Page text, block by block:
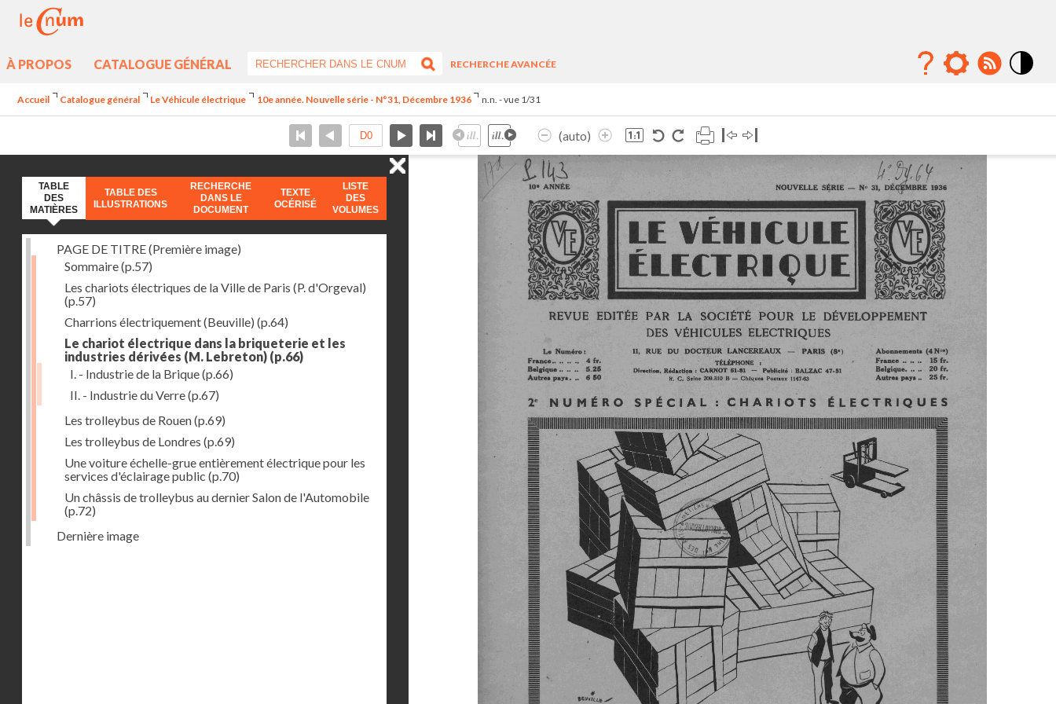
À PROPOS CATALOGUE GÉNÉRAL
RECHERCHE AVANCÉE
Accueil Catalogue général Le Véhicule électrique 10e année. Nouvelle série - N°31, Décembre 1936 n.n. - vue 1/31
(auto)
TABLE
DES
MATIÈRES
TABLE DES
ILLUSTRATIONS
RECHERCHE
DANS LE
DOCUMENT
TEXTE
OCÉRISÉ
LISTE
DES
VOLUMES
PAGE DE TITRE (Première image)
Sommaire(p.57)
Les chariots électriques de la Ville de Paris (P. d'Orgeval)
(p.57)
Charrions électriquement (Beuville) (p.64)
Le chariot électrique dans la briqueterie et les
industries dérivées (M. Lebreton) (p.66)
I. - Industrie de la Brique(p.66)
II. - Industrie du Verre(p.67)
Les trolleybus de Rouen(p.69)
Les trolleybus de Londres (p.69)
Une voiture échelle-grue entièrement électrique pour les
services d'éclairage public (p.70)
Un châssis de trolleybus au dernier Salon de l'Automobile
(p.72)
Dernière image